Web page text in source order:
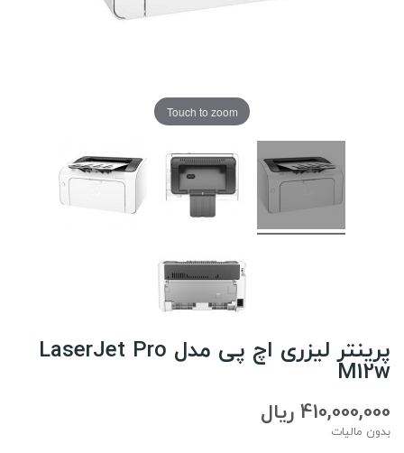
Touch to zoom
پرینتر لیزری اچ پی مدل LaserJet Pro
M12w
410,000,000 ریال
بدون مالیات